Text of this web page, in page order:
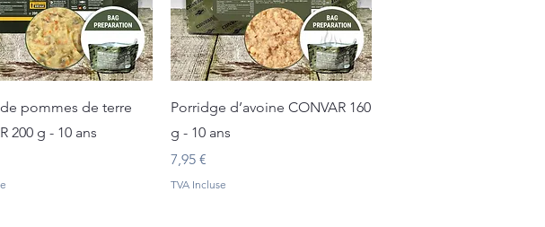
Aperçu rapide
pommes de terre
200 g - 10 ans
Aperçu rapide
Porridge d’avoine CONVAR 160
g - 10 ans
Prix
7,95 €
TVA Incluse